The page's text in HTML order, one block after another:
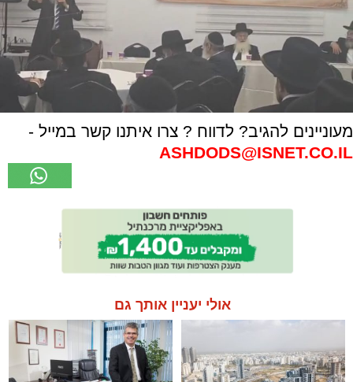
מעוניינים להגיב? לדווח ? צרו איתנו קשר במייל -
ASHDODS@ISNET.CO.IL
אולי יעניין אותך גם